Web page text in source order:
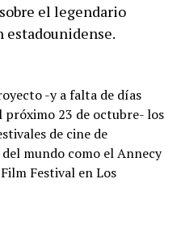
el legendario
estadounidense.
-y a falta de días
próximo 23 de octubre- los
de cine de
mundo como el Annecy
Festival en Los